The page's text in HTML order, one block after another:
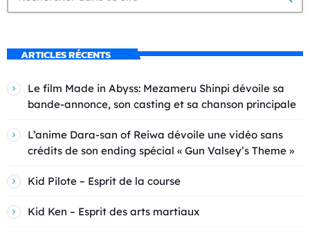
ARTICLES RÉCENTS
Le film Made in Abyss: Mezameru Shinpi dévoile sa
bande-annonce, son casting et sa chanson principale
L’anime Dara-san of Reiwa dévoile une vidéo sans
crédits de son ending spécial « Gun Valsey’s Theme »
Kid Pilote – Esprit de la course
Kid Ken – Esprit des arts martiaux